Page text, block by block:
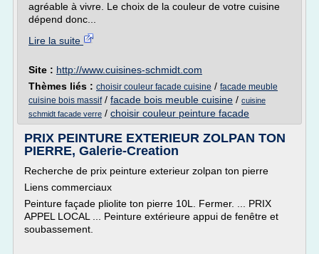
agréable à vivre. Le choix de la couleur de votre cuisine
dépend donc...
Lire la suite
Site : http://www.cuisines-schmidt.com
Thèmes liés : choisir couleur facade cuisine / facade meuble
cuisine bois massif/ facade bois meuble cuisine / cuisine
schmidt facade verre / choisir couleur peinture facade
PRIX PEINTURE EXTERIEUR ZOLPAN TON
PIERRE, Galerie-Creation
Recherche de prix peinture exterieur zolpan ton pierre
Liens commerciaux
Peinture façade pliolite ton pierre 10L. Fermer. ... PRIX
APPEL LOCAL ... Peinture extérieure appui de fenêtre et
soubassement.